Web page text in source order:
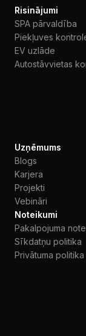
Risinājumi
SPA pārvaldība
Piekļuves
EV uzlāde
Autostāvvietas
Uzņēmums
Blogs
Karjera
Projekti
Vebināri
Noteikumi
Pakalpojuma
Sīkdatņu politika
Privātuma politika